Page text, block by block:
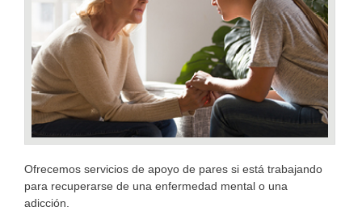
Ofrecemos servicios de apoyo de pares si está trabajando
para recuperarse de una enfermedad mental o una
adicción.